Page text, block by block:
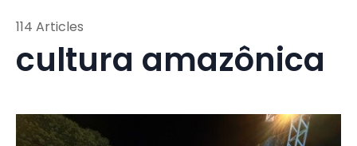
cultura amazônica
114 Articles